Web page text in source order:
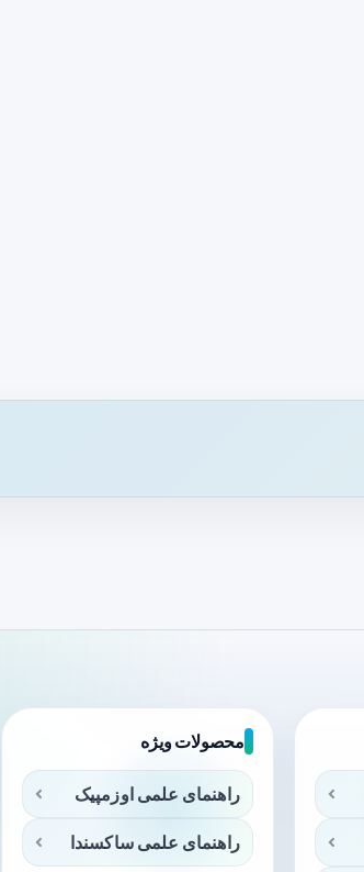
محصولات ویژه
راهنمای علمی اوزمپیک
راهنمای علمی ساکسندا